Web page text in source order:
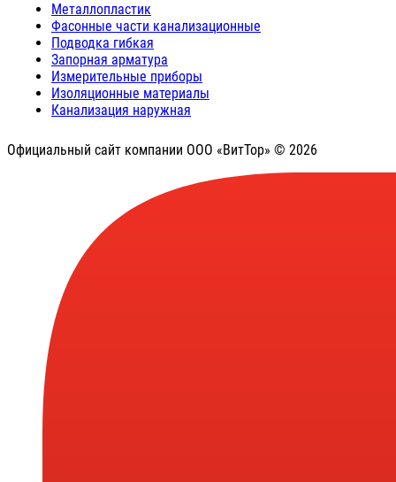
Металлопластик
Фасонные части канализационные
Подводка гибкая
Запорная арматура
Измерительные приборы
Изоляционные материалы
Канализация наружная
Официальный сайт компании ООО «ВитТор» © 2026